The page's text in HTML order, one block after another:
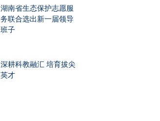
湖南省生态保护志愿服
务联合选出新一届领导
班子
深耕科教融汇 培育拔尖
英才